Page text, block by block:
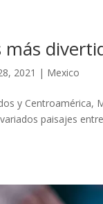
más
2021 | Mexico
y Centroamérica,
paisajes